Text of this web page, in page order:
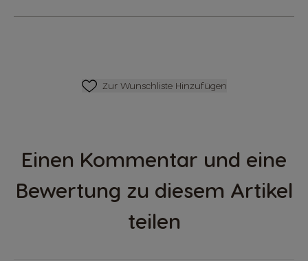
Zur Wunschliste Hinzufügen
Zur Wunschliste Hinzufügen
Einen Kommentar und eine
Bewertung zu diesem Artikel
teilen